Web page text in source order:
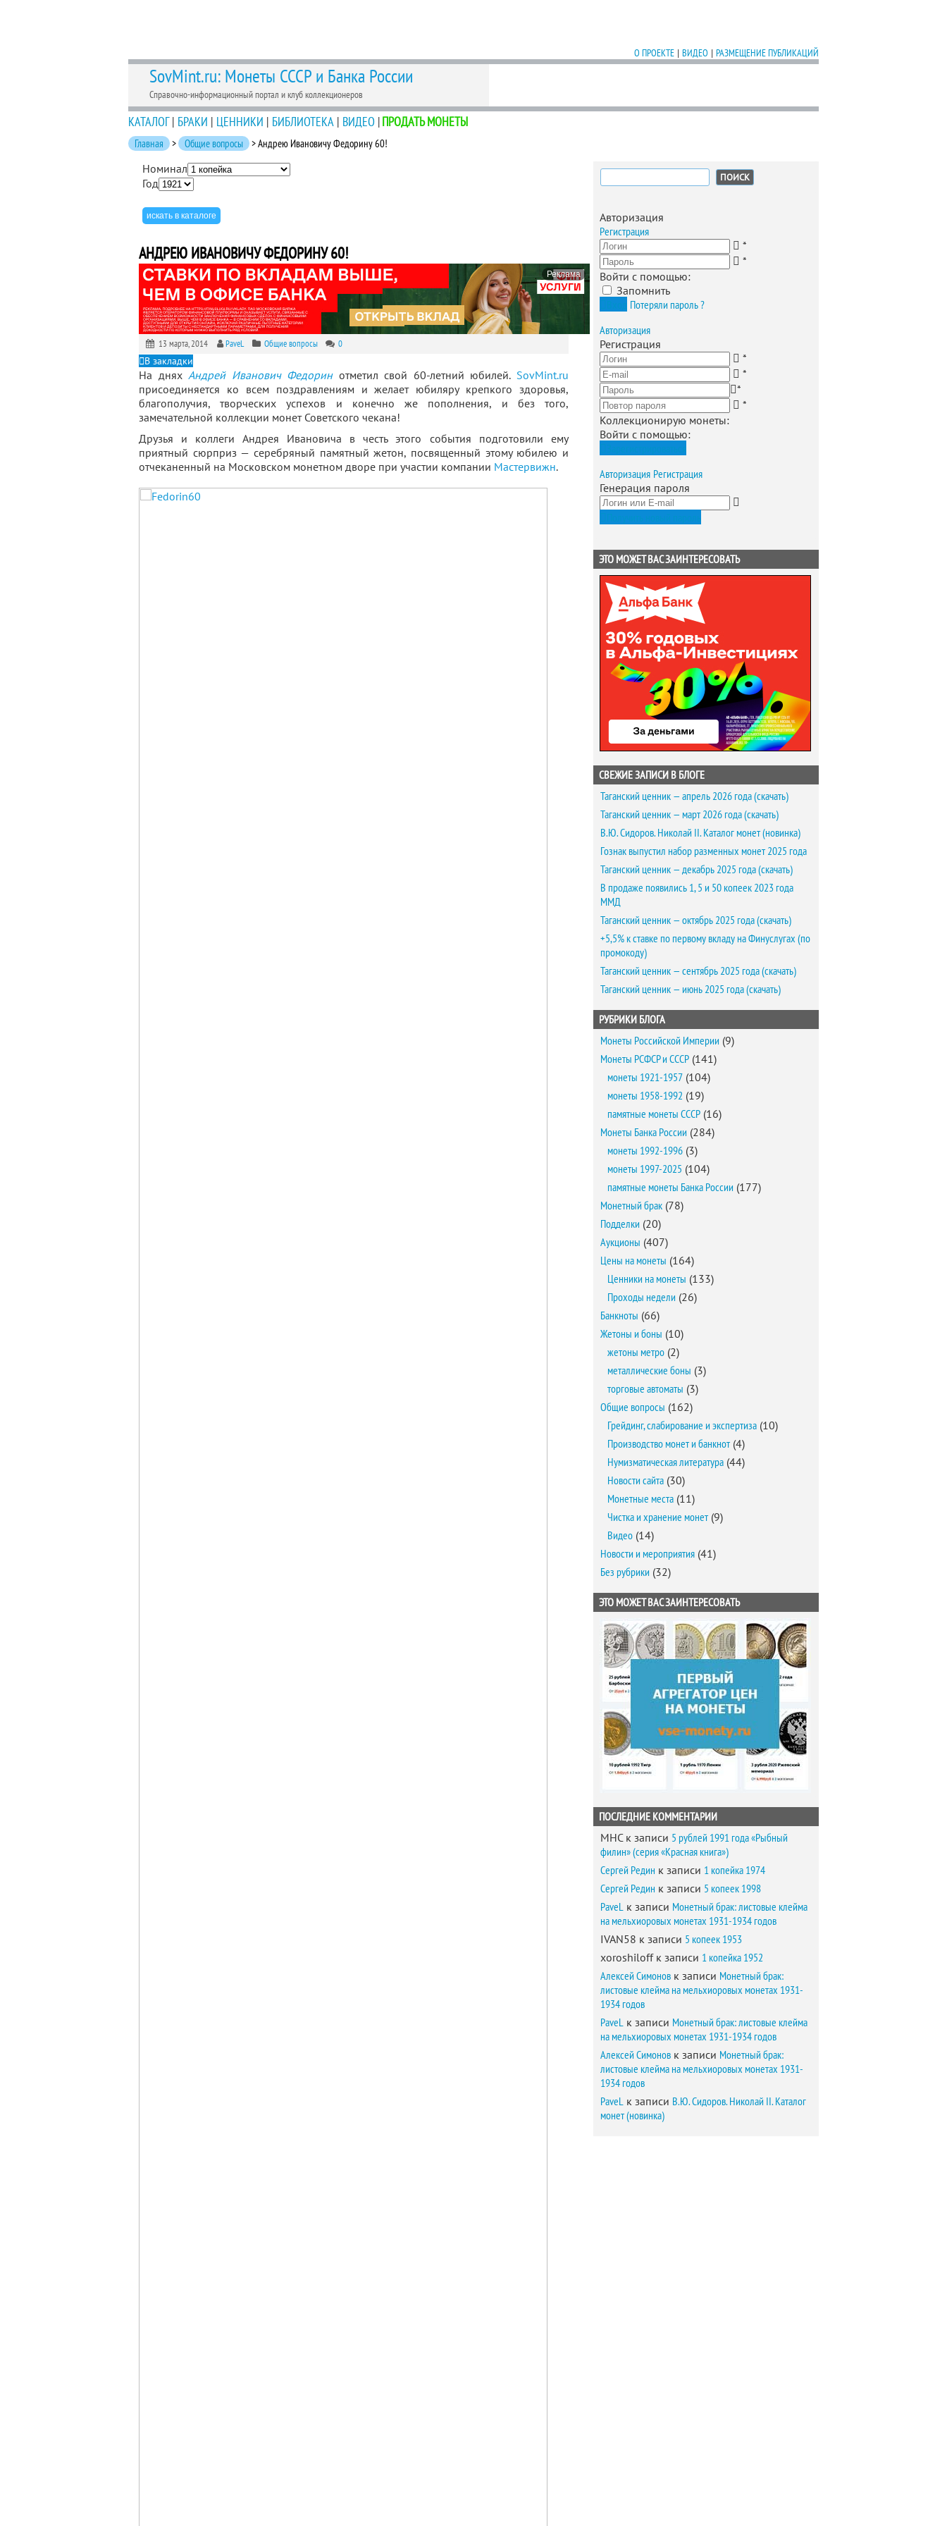
О ПРОЕКТЕ | ВИДЕО | РАЗМЕЩЕНИЕ ПУБЛИКАЦИЙ
SovMint.ru: Монеты СССР и Банка России
Справочно-информационный портал и клуб коллекционеров
КАТАЛОГ| БРАКИ | ЦЕННИКИ | БИБЛИОТЕКА | ВИДЕО |ПРОДАТЬ МОНЕТЫ
Главная > Общие вопросы > Андрею Ивановичу Федорину 60!
Номинал
Год
АНДРЕЮ ИВАНОВИЧУ ФЕДОРИНУ 60!
Реклама
13 марта, 2014 PaveL Общие вопросы 0
В закладки
На дняхАндрей Иванович Федоринотметил свой 60-летний юбилей. SovMint.ru
присоединяется ко всем поздравлениям и желает юбиляру крепкого здоровья,
благополучия, творческих успехов и конечно же пополнения, и без того,
замечательной коллекции монет Советского чекана!
Друзья и коллеги Андрея Ивановича в честь этого события подготовили ему
приятный сюрприз — серебряный памятный жетон, посвященный этому юбилею и
отчеканенный на Московском монетном дворе при участии компании Мастервижн.
Найти:
Авторизация
Регистрация
*
*
Войти с помощью:
Запомнить
Потеряли пароль ?
Авторизация
Регистрация
*
*
*
*
Коллекционирую монеты:
Войти с помощью:
Авторизация Регистрация
Генерация пароля
ЭТО МОЖЕТ ВАС ЗАИНТЕРЕСОВАТЬ
СВЕЖИЕ ЗАПИСИ В БЛОГЕ
Таганский ценник — апрель 2026 года (скачать)
Таганский ценник — март 2026 года (скачать)
В.Ю. Сидоров. Николай II. Каталог монет (новинка)
Гознак выпустил набор разменных монет 2025 года
Таганский ценник — декабрь 2025 года (скачать)
В продаже появились 1, 5 и 50 копеек 2023 года
ММД
Таганский ценник — октябрь 2025 года (скачать)
+5,5% к ставке по первому вкладу на Финуслугах (по
промокоду)
Таганский ценник — сентябрь 2025 года (скачать)
Таганский ценник — июнь 2025 года (скачать)
РУБРИКИ БЛОГА
Монеты Российской Империи (9)
Монеты РСФСР и СССР (141)
монеты 1921-1957 (104)
монеты 1958-1992 (19)
памятные монеты СССР (16)
Монеты Банка России (284)
монеты 1992-1996 (3)
монеты 1997-2025 (104)
памятные монеты Банка России (177)
Монетный брак (78)
Подделки (20)
Аукционы (407)
Цены на монеты (164)
Ценники на монеты (133)
Проходы недели (26)
Банкноты (66)
Жетоны и боны (10)
жетоны метро (2)
металлические боны (3)
торговые автоматы (3)
Общие вопросы (162)
Грейдинг, слабирование и экспертиза (10)
Производство монет и банкнот(4)
Нумизматическая литература (44)
Новости сайта (30)
Монетные места (11)
Чистка и хранение монет(9)
Видео (14)
Новости и мероприятия (41)
Без рубрики (32)
ЭТО МОЖЕТ ВАС ЗАИНТЕРЕСОВАТЬ
ПОСЛЕДНИЕ КОММЕНТАРИИ
MHCк записи 5 рублей 1991 года «Рыбный
филин» (серия «Красная книга»)
Сергей Редин к записи 1 копейка 1974
Сергей Редин к записи 5 копеек 1998
PaveL к записи Монетный брак: листовые клейма
на мельхиоровых монетах 1931-1934 годов
IVAN58 к записи 5 копеек 1953
xoroshiloffк записи 1 копейка 1952
Алексей Симонов к записи Монетный брак:
листовые клейма на мельхиоровых монетах 1931-
1934 годов
PaveL к записи Монетный брак: листовые клейма
на мельхиоровых монетах 1931-1934 годов
Алексей Симонов к записи Монетный брак:
листовые клейма на мельхиоровых монетах 1931-
1934 годов
PaveL к записи В.Ю. Сидоров. Николай II. Каталог
монет (новинка)